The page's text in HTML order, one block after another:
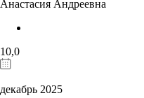
Анастасия Андреевна
10,0
декабрь 2025